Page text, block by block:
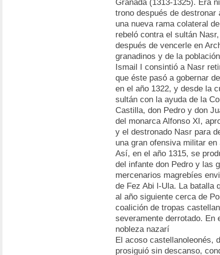
Granada (1313-1325). Era
trono después de destronar
una nueva rama colateral
rebeló contra el sultán
después de vencerle en
granadinos y de la
Ismail I consintió a Nasr
que éste pasó a gobernar
en el año 1322, y desde la
sultán con la ayuda de la
Castilla, don Pedro y don
del monarca Alfonso XI,
y el destronado Nasr para
una gran ofensiva militar
Así, en el año 1315, se
del infante don Pedro y las
mercenarios magrebíes
de Fez Abi l-Ula. La batalla
al año siguiente cerca de
coalición de tropas
severamente derrotado. En
nobleza nazarí
El acoso castellanoleonés,
prosiguió sin descanso,